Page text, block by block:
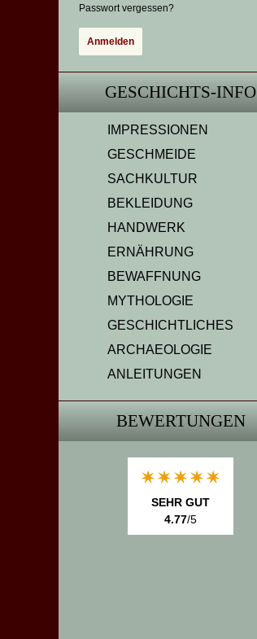
Passwort vergessen?
GESCHICHTS-INFO
IMPRESSIONEN
GESCHMEIDE
SACHKULTUR
BEKLEIDUNG
HANDWERK
ERNÄHRUNG
BEWAFFNUNG
MYTHOLOGIE
GESCHICHTLICHES
ARCHAEOLOGIE
ANLEITUNGEN
BEWERTUNGEN
SEHR GUT
4.77/5